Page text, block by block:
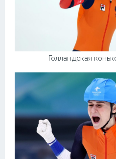
Голландская